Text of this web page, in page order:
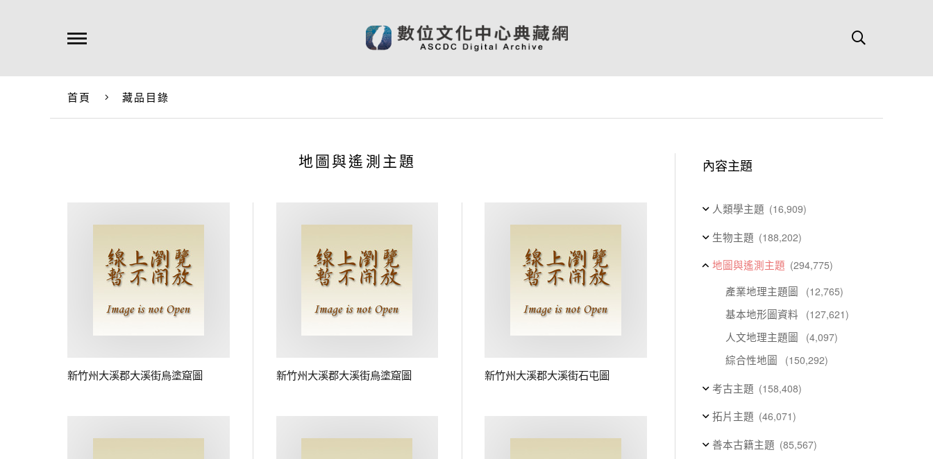
首頁 藏品目錄
地圖與遙測主題
新竹州大溪郡大溪街烏塗窟圖 新竹州大溪郡大溪街烏塗窟圖 新竹州大溪郡大溪街石屯圖
內容主題
人類學主題 (16,909)
生物主題 (188,202)
地圖與遙測主題 (294,775)
產業地理主題圖 (12,765)
基本地形圖資料 (127,621)
人文地理主題圖 (4,097)
綜合性地圖 (150,292)
考古主題 (158,408)
拓片主題 (46,071)
善本古籍主題 (85,567)